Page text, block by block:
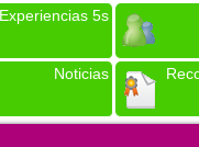
Experiencias 5s
Noticias